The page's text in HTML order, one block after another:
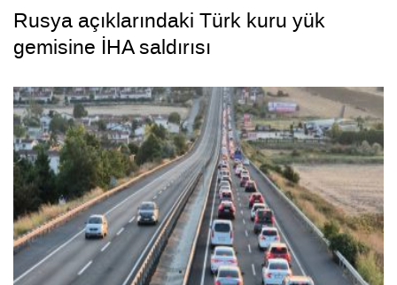
Rusya açıklarındaki Türk kuru yük
gemisine İHA saldırısı